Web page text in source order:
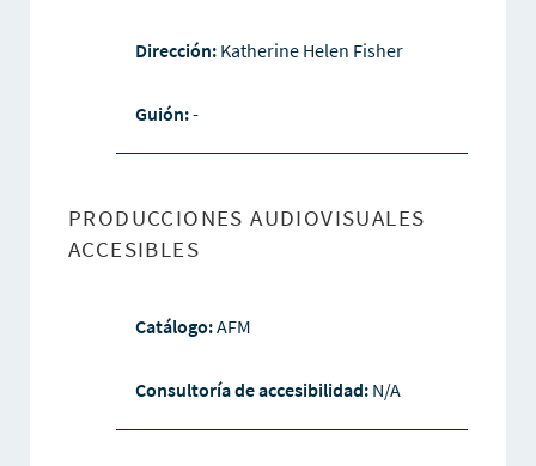
Dirección: Katherine Helen Fisher
Guión:-
PRODUCCIONES AUDIOVISUALES
ACCESIBLES
Catálogo:AFM
Consultoría de accesibilidad: N/A